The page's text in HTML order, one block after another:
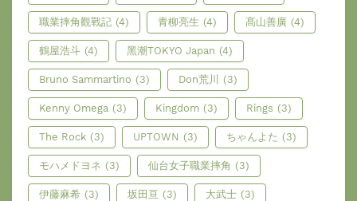
職業摔角觀戰記 (4) 青柳亮生 (4) 髙山善廣 (4)
鶴屋浩斗 (4) 黑潮TOKYO Japan (4)
Bruno Sammartino (3) Don荒川 (3)
Kenny Omega (3) Kingdom (3) Rings (3)
The Rock (3) UPTOWN (3) ちゃんよた (3)
モハメドヨネ (3) 仙台女子職業摔角 (3)
伊藤麻希 (3) 坂田亘 (3) 大武士 (3)